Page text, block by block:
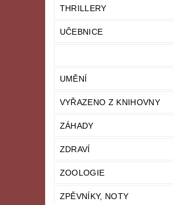
THRILLERY
UČEBNICE
UMĚNÍ
VYŘAZENO Z KNIHOVNY
ZÁHADY
ZDRAVÍ
ZOOLOGIE
ZPĚVNÍKY, NOTY